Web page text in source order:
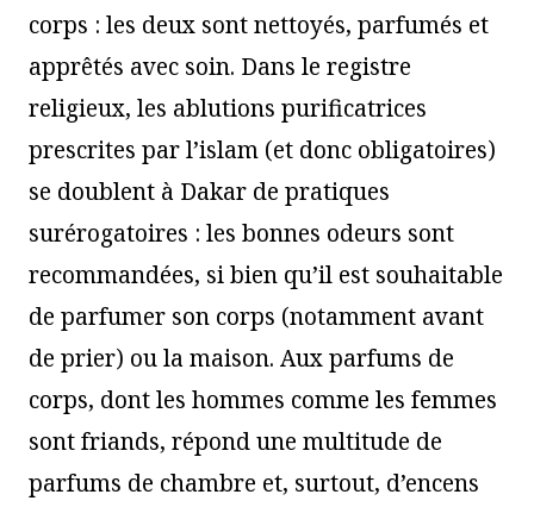
corps : les deux sont nettoyés, parfumés et
apprêtés avec soin. Dans le registre
religieux, les ablutions purificatrices
prescrites par l’islam (et donc obligatoires)
se doublent à Dakar de pratiques
surérogatoires : les bonnes odeurs sont
recommandées, si bien qu’il est souhaitable
de parfumer son corps (notamment avant
de prier) ou la maison. Aux parfums de
corps, dont les hommes comme les femmes
sont friands, répond une multitude de
parfums de chambre et, surtout, d’encens